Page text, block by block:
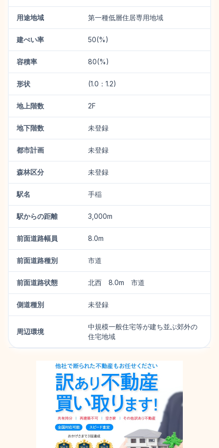
用途地域 第一種低層住居専用地域
建ぺい率 50(%)
容積率 80(%)
形状 (1.0：1.2)
地上階数 2F
地下階数 未登録
都市計画 未登録
森林区分 未登録
駅名 手稲
駅からの距離 3,000m
前面道路幅員 8.0m
前面道路種別 市道
前面道路状態 北西 8.0m 市道
側道種別 未登録
周辺環境
中規模一般住宅等が建ち並ぶ郊外の
住宅地域